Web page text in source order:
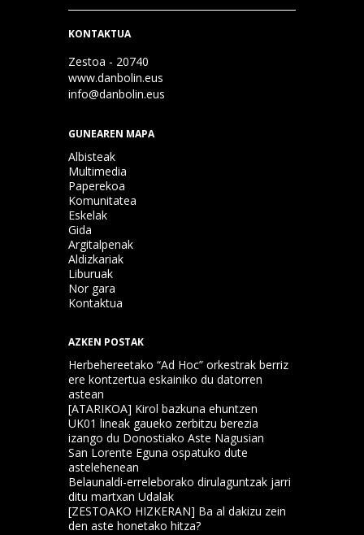
KONTAKTUA
Zestoa - 20740
www.danbolin.eus
info@danbolin.eus
GUNEAREN MAPA
Albisteak
Multimedia
Paperekoa
Komunitatea
Eskelak
Gida
Argitalpenak
Aldizkariak
Liburuak
Nor gara
Kontaktua
AZKEN POSTAK
Herbehereetako “Ad Hoc” orkestrak berriz
ere kontzertua eskainiko du datorren
astean
[ATARIKOA] Kirol bazkuna ehuntzen
UK01 lineak gaueko zerbitzu berezia
izango du Donostiako Aste Nagusian
San Lorente Eguna ospatuko dute
astelehenean
Belaunaldi-erreleborako dirulaguntzak jarri
ditu martxan Udalak
[ZESTOAKO HIZKERAN] Ba al dakizu zein
den aste honetako hitza?